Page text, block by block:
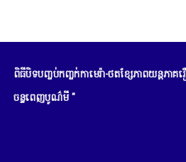
ពិធីបិទបញ្ចប់កញ្ចក់កាមេរ៉ា-ថតខ្សែភាពយន្តភា
ចន្ទពេញបូណ៌មី "